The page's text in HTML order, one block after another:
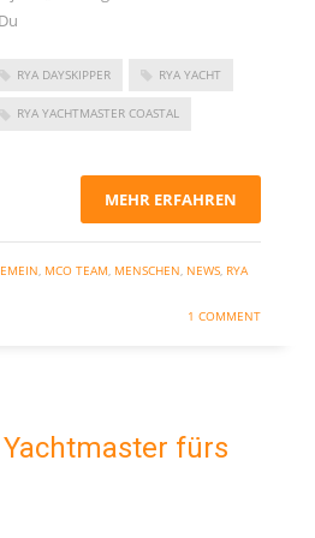
RYA DAYSKIPPER RYA YACHT
RYA YACHTMASTER COASTAL
MEHR ERFAHREN
, MCO TEAM, MENSCHEN, NEWS, RYA
1 COMMENT
fürs